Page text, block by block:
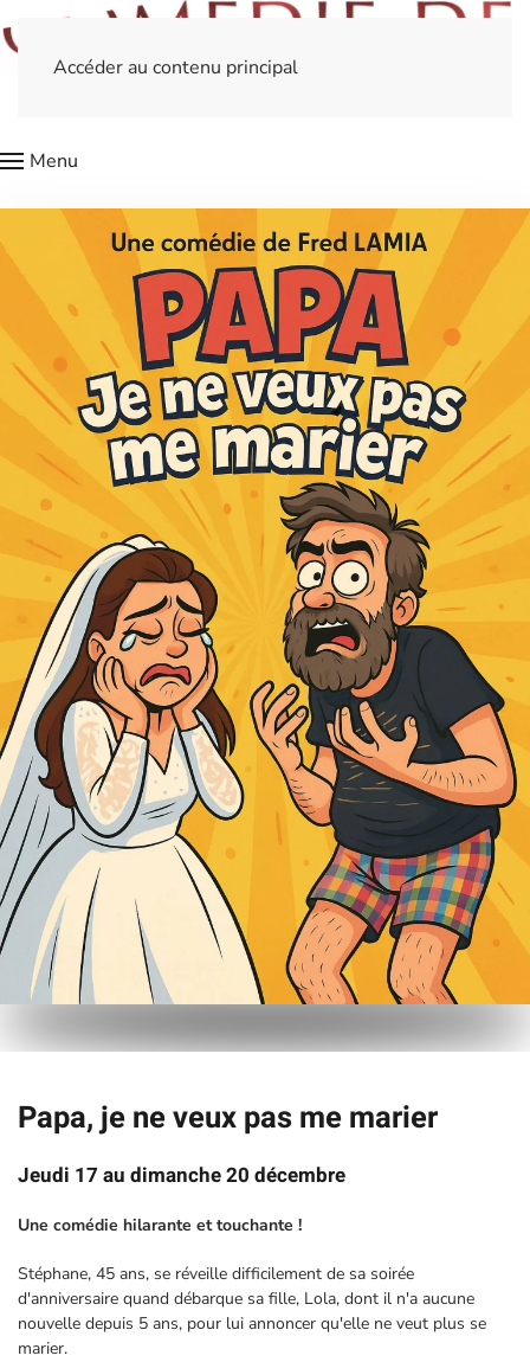
Accéder au contenu principal
Menu
Papa, je ne veux pas me marier
Jeudi 17 au dimanche 20 décembre
Une comédie hilarante et touchante !
Stéphane, 45 ans, se réveille difficilement de sa soirée
d'anniversaire quand débarque sa fille, Lola, dont il n'a aucune
nouvelle depuis 5 ans, pour lui annoncer qu'elle ne veut plus se
marier.